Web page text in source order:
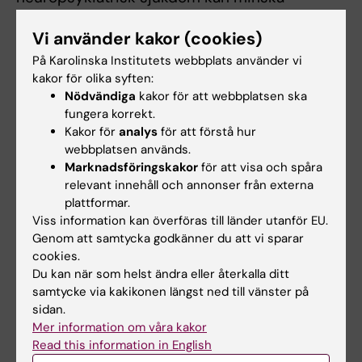
Publikation:
Mogensen N, Larsson H, Lundholm C, Almqvist
Association between childhood asthma and
ADHD symptoms in adolescence - a
prospective population-based twin study
Allergy, epub ahead of print 21 May 2011,
September 2011 paper issue
Läs studien
För frågor, kontakta:
Vi använder kakor (cookies)
På Karolinska Institutets webbplats använder vi
kakor för olika syften:
Nödvändiga kakor för att webbplatsen ska
fungera korrekt.
Kakor för analys för att förstå hur
webbplatsen används.
Marknadsföringskakor för att visa och spåra
relevant innehåll och annonser från externa
plattformar.
Viss information kan överföras till länder utanför EU.
Genom att samtycka godkänner du att vi sparar
cookies.
Du kan när som helst ändra eller återkalla ditt
samtycke via kakikonen längst ned till vänster på
sidan.
Mer information om våra kakor
Read this information in English